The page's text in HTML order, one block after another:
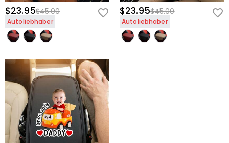
$23.95$45.00
Autoliebhaber
$23.95$45.00
Autoliebhaber